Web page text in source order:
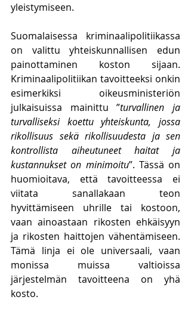
yleistymiseen.
Suomalaisessa kriminaalipolitiikassa
on valittu yhteiskunnallisen edun
painottaminen koston sijaan.
Kriminaalipolitiikan tavoitteeksi onkin
esimerkiksi oikeusministeriön
julkaisuissa mainittu ”turvallinen ja
turvalliseksi koettu yhteiskunta, jossa
rikollisuus sekä rikollisuudesta ja sen
kontrollista aiheutuneet haitat ja
kustannukset on minimoitu”. Tässä on
huomioitava, että tavoitteessa ei
viitata sanallakaan teon
hyvittämiseen uhrille tai kostoon,
vaan ainoastaan rikosten ehkäisyyn
ja rikosten haittojen vähentämiseen.
Tämä linja ei ole universaali, vaan
monissa muissa valtioissa
järjestelmän tavoitteena on yhä
kosto.